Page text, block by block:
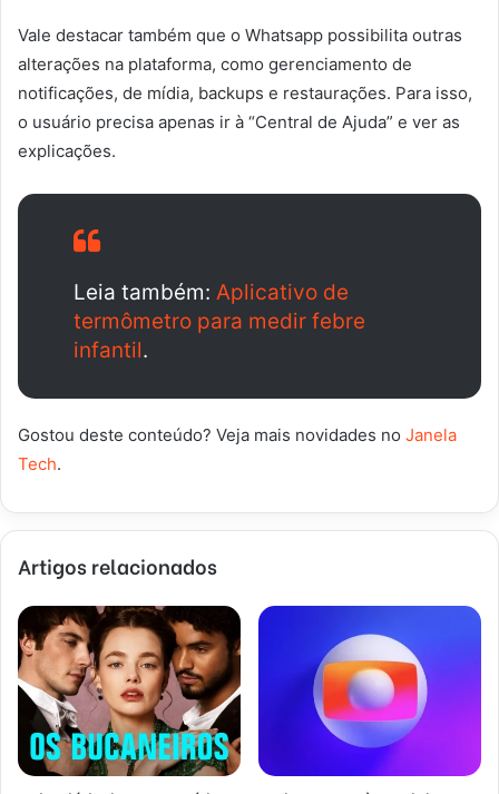
Vale destacar também que o Whatsapp possibilita outras
alterações na plataforma, como gerenciamento de
notificações, de mídia, backups e restaurações. Para isso,
o usuário precisa apenas ir à “Central de Ajuda” e ver as
explicações.
Leia também: Aplicativo de
termômetro para medir febre
infantil.
Gostou deste conteúdo? Veja mais novidades no Janela
Tech.
Artigos relacionados